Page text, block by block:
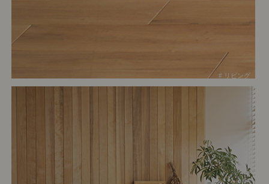
# リビング